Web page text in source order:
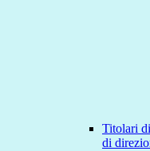
Titolari
di